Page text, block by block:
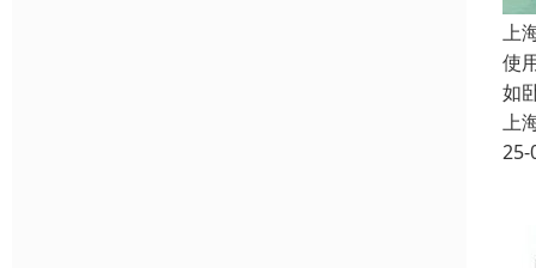
上
使
如
上
25-